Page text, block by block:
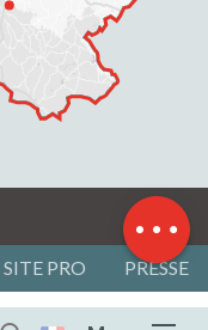
Horaires
SITE PRO PRESSE